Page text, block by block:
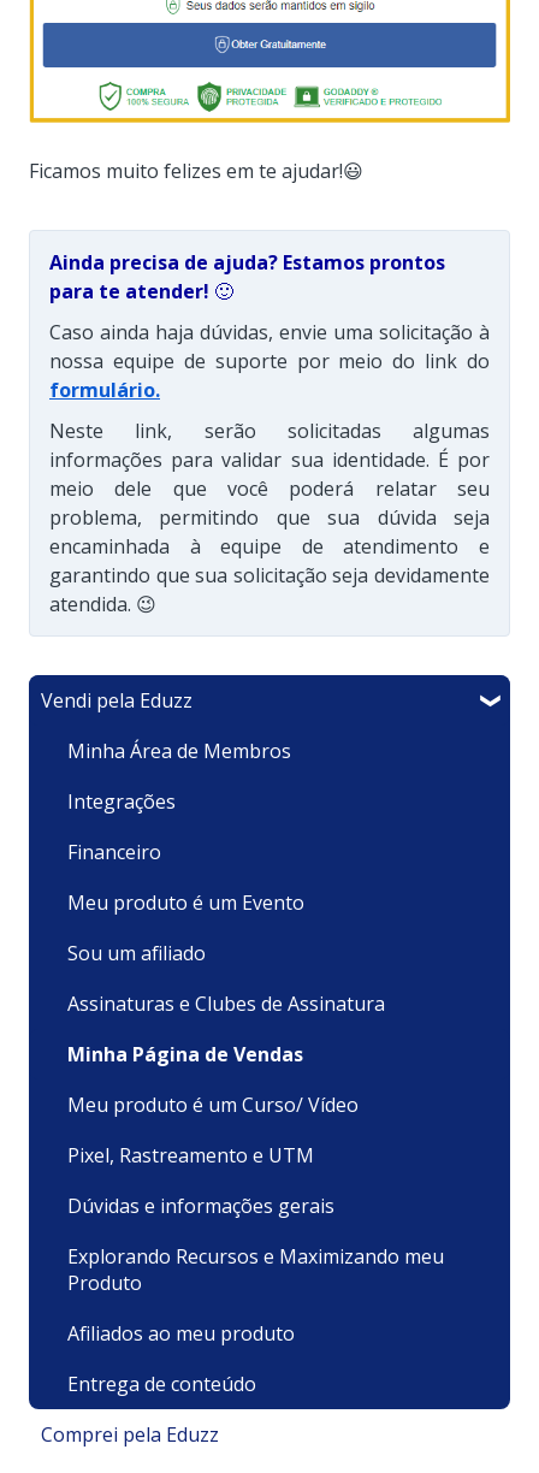
Ficamos muito felizes em te ajudar!😃
Ainda precisa de ajuda? Estamos prontos
para te atender! 🙂
Caso ainda haja dúvidas, envie uma solicitação à
nossa equipe de suporte por meio do link do
formulário.
Neste link, serão solicitadas algumas
informações para validar sua identidade. É por
meio dele que você poderá relatar seu
problema, permitindo que sua dúvida seja
encaminhada à equipe de atendimento e
garantindo que sua solicitação seja devidamente
atendida. 😉
Vendi pela Eduzz
Minha Área de Membros
Integrações
Financeiro
Meu produto é um Evento
Sou um afiliado
Assinaturas e Clubes de Assinatura
Minha Página de Vendas
Meu produto é um Curso/ Vídeo
Pixel, Rastreamento e UTM
Dúvidas e informações gerais
Explorando Recursos e Maximizando meu
Produto
Afiliados ao meu produto
Entrega de conteúdo
Comprei pela Eduzz